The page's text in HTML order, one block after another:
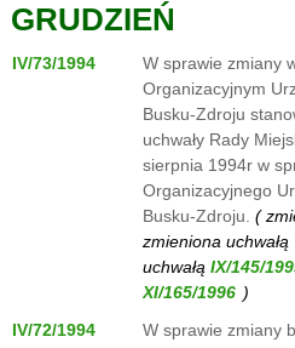
GRUDZIEŃ
IV/73/1994
W sprawie zmiany
Organizacyjnym
Busku-Zdroju
uchwały Rady
sierpnia 1994r w
Organizacyjnego
Busku-Zdroju. (
zmieniona uchwałą
uchwałą
)
IV/72/1994
W sprawie zmiany